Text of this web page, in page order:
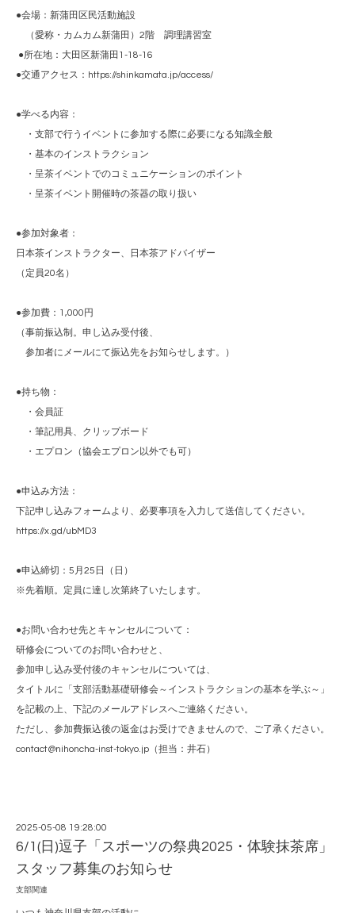
●会場：新蒲田区民活動施設
（愛称・カムカム新蒲田）2階 調理講習室
●所在地：大田区新蒲田1-18-16
●交通アクセス： https://shinkamata.jp/access/
●学べる内容：
・支部で行うイベントに参加する際に必要になる知識全般
・基本のインストラクション
・呈茶イベントでのコミュニケーションのポイント
・呈茶イベント開催時の茶器の取り扱い
●参加対象者：
日本茶インストラクター、日本茶アドバイザー
（定員20名）
●参加費：1,000円
（事前振込制。申し込み受付後、
参加者にメールにて振込先をお知らせします。）
●持ち物：
・会員証
・筆記用具、クリップボード
・エプロン（協会エプロン以外でも可）
●申込み方法：
下記申し込みフォームより、必要事項を入力して送信してください。
https://x.gd/ubMD3
●申込締切：5月25日（日）
※先着順。定員に達し次第終了いたします。
●お問い合わせ先とキャンセルについて：
研修会についてのお問い合わせと、
参加申し込み受付後のキャンセルについては、
タイトルに「支部活動基礎研修会～インストラクションの基本を学ぶ～」
を記載の上、下記のメールアドレスへご連絡ください。
ただし、参加費振込後の返金はお受けできませんので、ご了承ください。
contact@nihoncha-inst-tokyo.jp（担当：井石）
2025-05-08 19:28:00
6/1(日)逗子「スポーツの祭典2025・体験抹茶席」
スタッフ募集のお知らせ
支部関連